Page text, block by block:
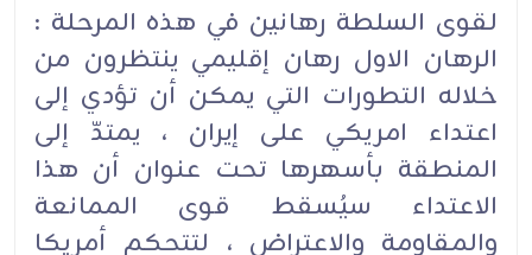
لقوى السلطة رهانين في هذه المرحلة :
الرهان الاول رهان إقليمي ينتظرون من
خلاله التطورات التي يمكن أن تؤدي إلى
اعتداء امريكي على إيران ، يمتدّ إلى
المنطقة بأسهرها تحت عنوان أن هذا
الاعتداء سيُسقط قوى الممانعة
والمقاومة والاعتراض ، لتتحكم أمريكا